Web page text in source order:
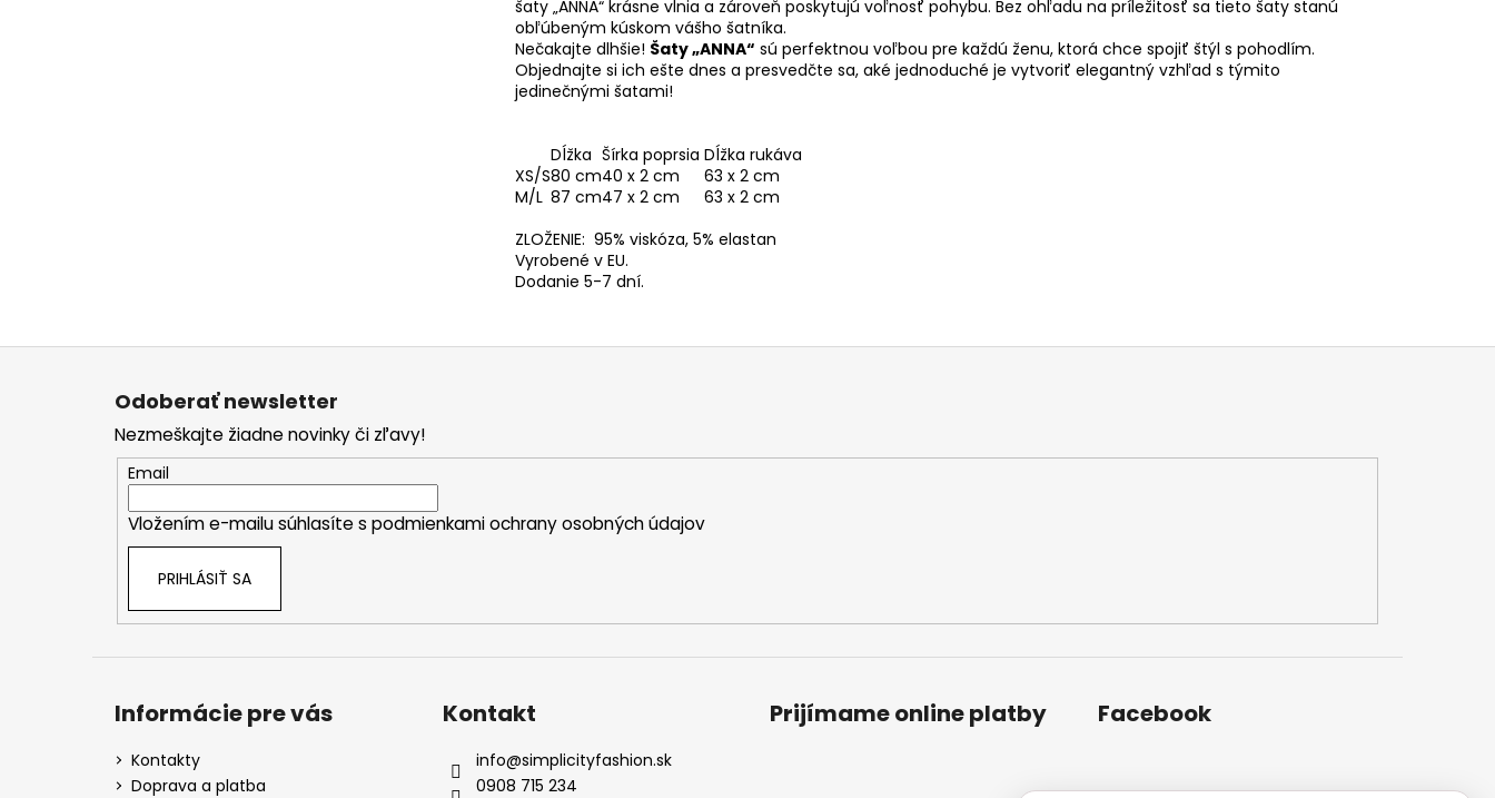
šaty „ANNA“ krásne vlnia a zároveň poskytujú voľnosť pohybu. Bez ohľadu na príležitosť sa tieto šaty stanú
obľúbeným kúskom vášho šatníka.
Nečakajte dlhšie! Šaty „ANNA“ sú perfektnou voľbou pre každú ženu, ktorá chce spojiť štýl s pohodlím.
Objednajte si ich ešte dnes a presvedčte sa, aké jednoduché je vytvoriť elegantný vzhľad s týmito
jedinečnými šatami!
Dĺžka Šírka poprsia Dĺžka rukáva
XS/S80 cm40 x 2 cm
63 x 2 cm
M/L 87 cm47 x 2 cm
63 x 2 cm
ZLOŽENIE: 95% viskóza, 5% elastan
Vyrobené v EU.
Dodanie 5-7 dní.
Z
Odoberať newsletter
Nezmeškajte žiadne novinky či zľavy!
Email
Vložením e-mailu súhlasíte s podmienkami ochrany osobných údajov
PRIHLÁSIŤ SA
Informácie pre vás
Kontakty
Doprava a platba
Kontakt
info@simplicityfashion.sk
0908 715 234
Prijímame online platby Facebook